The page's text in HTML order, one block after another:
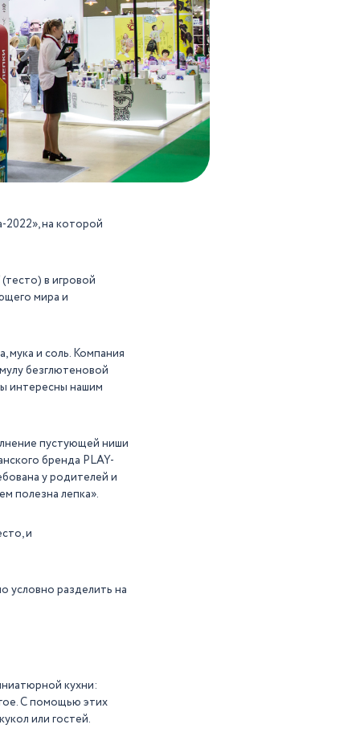
на которой
в игровой
мира и
мука и соль. Компания
безглютеновой
интересны нашим
пустующей ниши
бренда PLAY-
у родителей и
полезна лепка».
и
разделить на
кухни:
С помощью этих
или гостей.